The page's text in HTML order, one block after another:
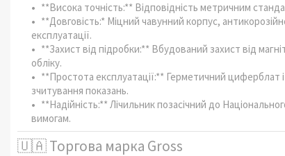
**Висока точність:** Відповідність метричним
**Довговість:* Міцний чавунний корпус,
експлуатації.
**Захист від підробки:** Вбудований захист від
обліку.
**Простота експлуатації:** Герметичний циферблат
зчитування показань.
**Надійність:** Лічильник позасічний до
вимогам.
🇺🇦 Торгова марка Gross